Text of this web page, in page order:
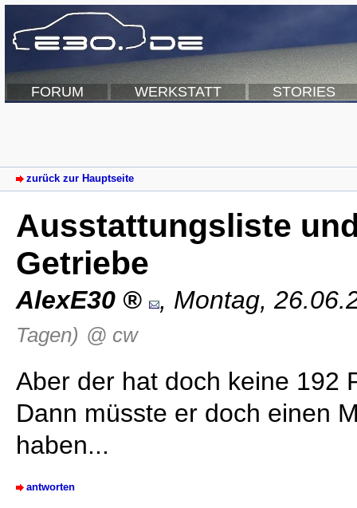
FORUM WERKSTATT STORIES
zurück zur Hauptseite
Ausstattungsliste
Getriebe
AlexE30 , Montag,
Tagen) @ cw
Aber der hat doch keine 192
Dann müsste er doch einen
haben...
antworten